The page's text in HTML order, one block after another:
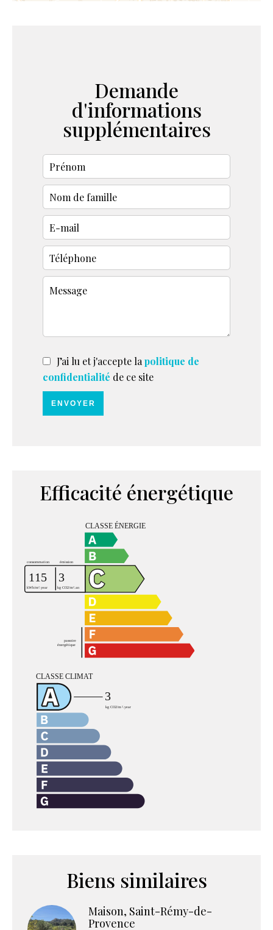
Demande
d'informations
supplémentaires
J’ai lu et j'accepte la politique de
confidentialité de ce site
ENVOYER
Efficacité énergétique
Biens similaires
Maison, Saint-Rémy-de-
Provence